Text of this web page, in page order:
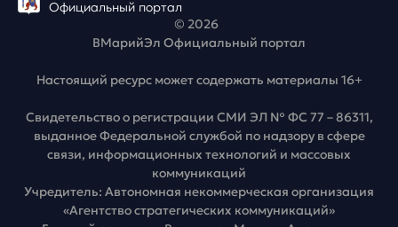
Официальный портал
© 2026
ВМарийЭл Официальный портал
Настоящий ресурс может содержать материалы 16+
Свидетельство о регистрации СМИ ЭЛ № ФС 77 – 86311,
выданное Федеральной службой по надзору в сфере
связи, информационных технологий и массовых
коммуникаций
Учредитель: Автономная некоммерческая организация
«Агентство стратегических коммуникаций»